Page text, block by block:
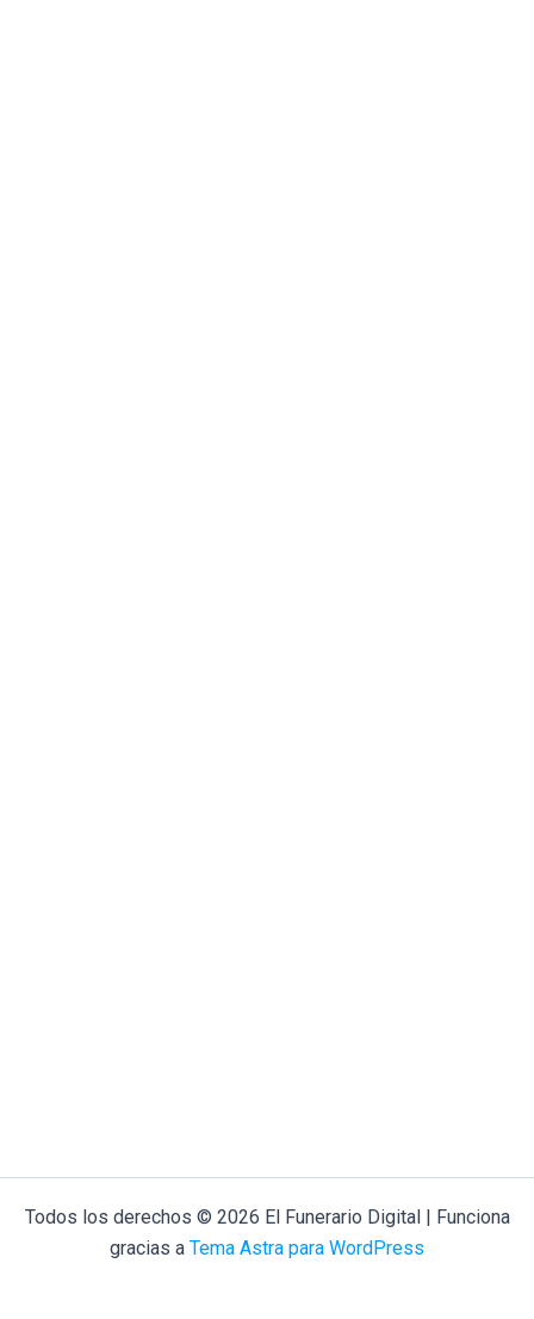
Todos los derechos © 2026 El Funerario Digital | Funciona
gracias a Tema Astra para WordPress